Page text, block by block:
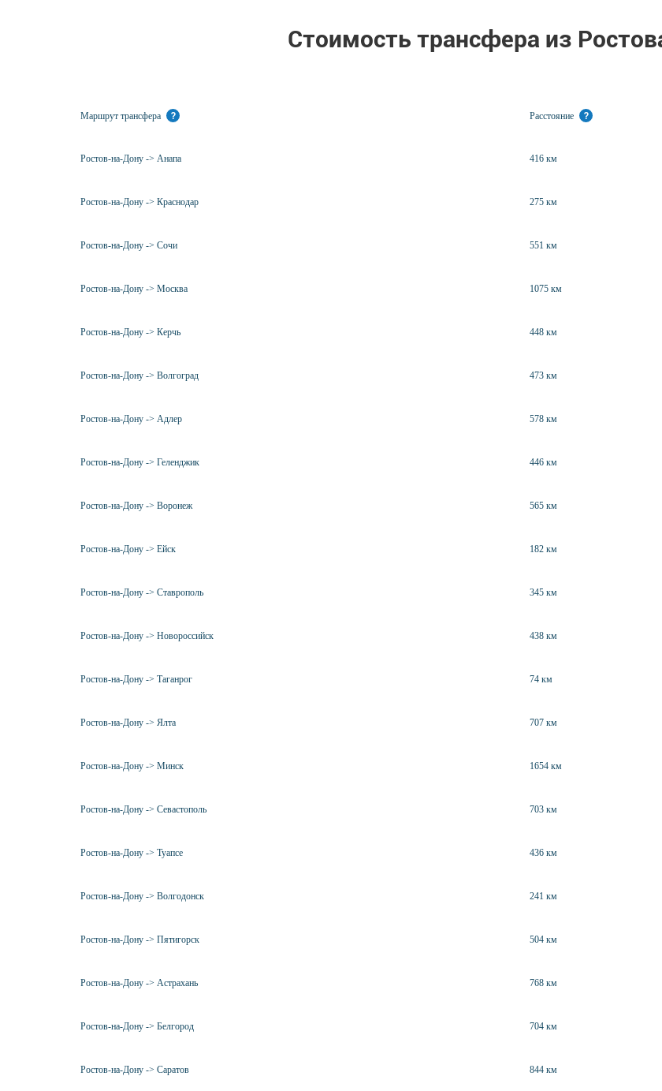
Стоимость трансфера из
Маршрут трансфера ? Расстояние ?
Ростов-на-Дону -> Анапа 416 км
Ростов-на-Дону -> Краснодар 275 км
Ростов-на-Дону -> Сочи 551 км
Ростов-на-Дону -> Москва 1075 км
Ростов-на-Дону -> Керчь 448 км
Ростов-на-Дону -> Волгоград 473 км
Ростов-на-Дону -> Адлер 578 км
Ростов-на-Дону -> Геленджик 446 км
Ростов-на-Дону -> Воронеж 565 км
Ростов-на-Дону -> Ейск 182 км
Ростов-на-Дону -> Ставрополь 345 км
Ростов-на-Дону -> Новороссийск 438 км
Ростов-на-Дону -> Таганрог 74 км
Ростов-на-Дону -> Ялта 707 км
Ростов-на-Дону -> Минск 1654 км
Ростов-на-Дону -> Севастополь 703 км
Ростов-на-Дону -> Туапсе 436 км
Ростов-на-Дону -> Волгодонск 241 км
Ростов-на-Дону -> Пятигорск 504 км
Ростов-на-Дону -> Астрахань 768 км
Ростов-на-Дону -> Белгород 704 км
Ростов-на-Дону -> Саратов 844 км